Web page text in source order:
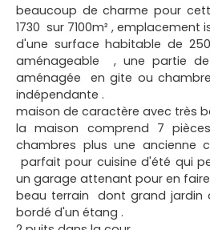
beaucoup de charme pour
1730 sur 7100m² , emplacement
d'une surface habitable de
aménageable , une partie
aménagée en gite ou
indépendante .
maison de caractère avec très
la maison comprend 7
chambres plus une ancienne
parfait pour cuisine d'été qui
un garage attenant pour en faire
beau terrain dont grand jardin
bordé d'un étang .